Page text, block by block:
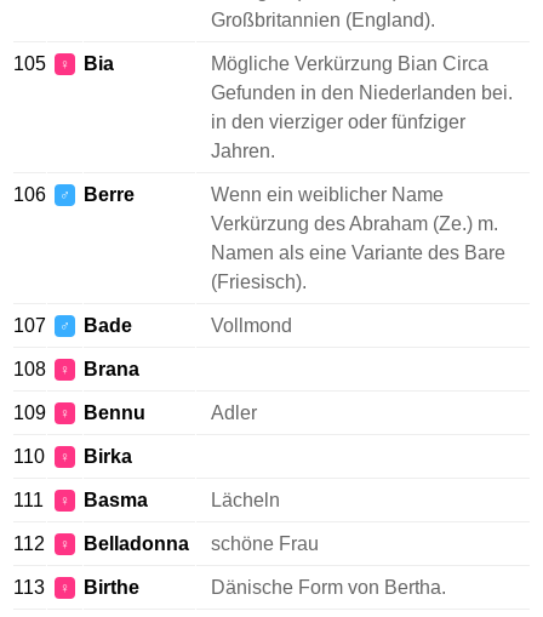
Großbritannien (England).
105 ♀ Bia
Mögliche Verkürzung Bian Circa
Gefunden in den Niederlanden bei.
in den vierziger oder fünfziger
Jahren.
106 ♂ Berre
Wenn ein weiblicher Name
Verkürzung des Abraham (Ze.) m.
Namen als eine Variante des Bare
(Friesisch).
107 ♂ Bade Vollmond
108 ♀ Brana
109 ♀ Bennu Adler
110 ♀ Birka
111 ♀ Basma Lächeln
112 ♀ Belladonna schöne Frau
113 ♀ Birthe Dänische Form von Bertha.